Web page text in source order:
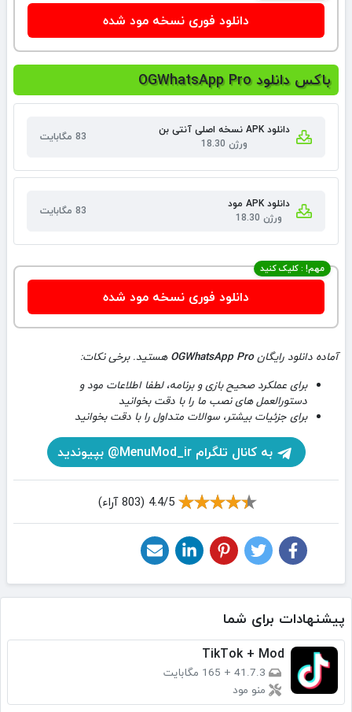
دانلود فوری نسخه مود شده
باکس دانلود OGWhatsApp Pro
دانلود APK نسخه اصلی آنتی بن
ورژن 18.30
83 مگابایت
دانلود APK مود
ورژن 18.30
83 مگابایت
مهم! : کلیک کنید
دانلود فوری نسخه مود شده
آماده دانلود رایگانOGWhatsApp Pro هستید. برخی نکات:
برای عملکرد صحیح بازی و برنامه، لطفا اطلاعات مود و
دستورالعمل های نصب ما را با دقت بخوانید
برای جزئیات بیشتر، سوالات متداول را با دقت بخوانید
به کانال تلگرام MenuMod_ir@ بپیوندید
4.4/5 (803 آراء)
پیشنهادات برای شما
TikTok + Mod
41.7.3
+ 165 مگابایت
منو مود